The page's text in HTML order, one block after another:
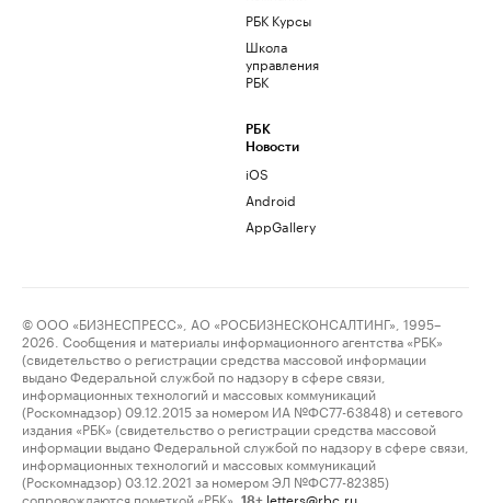
РБК Курсы
Школа
управления
РБК
РБК
Новости
iOS
Android
AppGallery
© ООО «БИЗНЕСПРЕСС», АО «РОСБИЗНЕСКОНСАЛТИНГ», 1995–
2026. Сообщения и материалы информационного агентства «РБК»
(свидетельство о регистрации средства массовой информации
выдано Федеральной службой по надзору в сфере связи,
информационных технологий и массовых коммуникаций
(Роскомнадзор) 09.12.2015 за номером ИА №ФС77-63848) и сетевого
издания «РБК» (свидетельство о регистрации средства массовой
информации выдано Федеральной службой по надзору в сфере связи,
информационных технологий и массовых коммуникаций
(Роскомнадзор) 03.12.2021 за номером ЭЛ №ФС77-82385)
сопровождаются пометкой «РБК».
letters@rbc.ru